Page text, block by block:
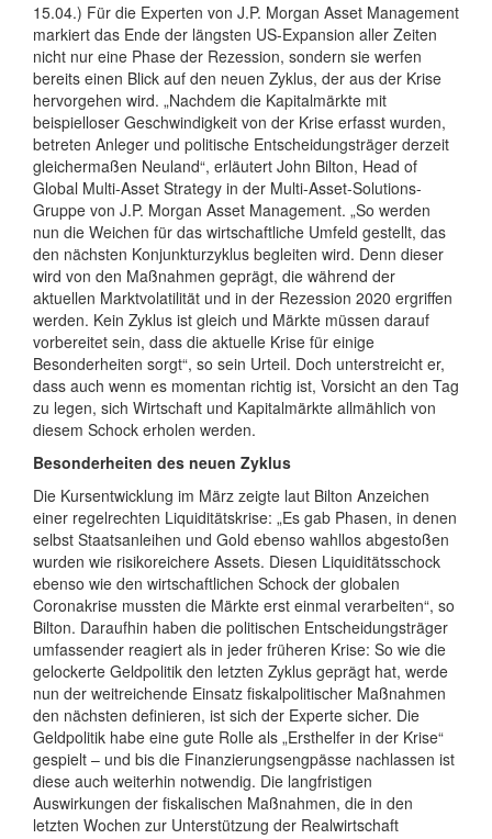
15.04.) Für die Experten von J.P. Morgan Asset Management
markiert das Ende der längsten US-Expansion aller Zeiten
nicht nur eine Phase der Rezession, sondern sie werfen
bereits einen Blick auf den neuen Zyklus, der aus der Krise
hervorgehen wird. „Nachdem die Kapitalmärkte mit
beispielloser Geschwindigkeit von der Krise erfasst wurden,
betreten Anleger und politische Entscheidungsträger derzeit
gleichermaßen Neuland“, erläutert John Bilton, Head of
Global Multi-Asset Strategy in der Multi-Asset-Solutions-
Gruppe von J.P. Morgan Asset Management. „So werden
nun die Weichen für das wirtschaftliche Umfeld gestellt, das
den nächsten Konjunkturzyklus begleiten wird. Denn dieser
wird von den Maßnahmen geprägt, die während der
aktuellen Marktvolatilität und in der Rezession 2020 ergriffen
werden. Kein Zyklus ist gleich und Märkte müssen darauf
vorbereitet sein, dass die aktuelle Krise für einige
Besonderheiten sorgt“, so sein Urteil. Doch unterstreicht er,
dass auch wenn es momentan richtig ist, Vorsicht an den Tag
zu legen, sich Wirtschaft und Kapitalmärkte allmählich von
diesem Schock erholen werden.
Besonderheiten des neuen Zyklus
Die Kursentwicklung im März zeigte laut Bilton Anzeichen
einer regelrechten Liquiditätskrise: „Es gab Phasen, in denen
selbst Staatsanleihen und Gold ebenso wahllos abgestoßen
wurden wie risikoreichere Assets. Diesen Liquiditätsschock
ebenso wie den wirtschaftlichen Schock der globalen
Coronakrise mussten die Märkte erst einmal verarbeiten“, so
Bilton. Daraufhin haben die politischen Entscheidungsträger
umfassender reagiert als in jeder früheren Krise: So wie die
gelockerte Geldpolitik den letzten Zyklus geprägt hat, werde
nun der weitreichende Einsatz fiskalpolitischer Maßnahmen
den nächsten definieren, ist sich der Experte sicher. Die
Geldpolitik habe eine gute Rolle als „Ersthelfer in der Krise“
gespielt – und bis die Finanzierungsengpässe nachlassen ist
diese auch weiterhin notwendig. Die langfristigen
Auswirkungen der fiskalischen Maßnahmen, die in den
letzten Wochen zur Unterstützung der Realwirtschaft